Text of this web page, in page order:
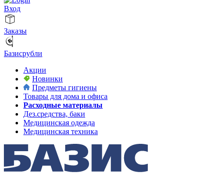
Вход
Заказы
Базисрубли
Акции
Новинки
Предметы гигиены
Товары для дома и офиса
Расходные материалы
Дез.средства, баки
Медицинская одежда
Медицинская техника